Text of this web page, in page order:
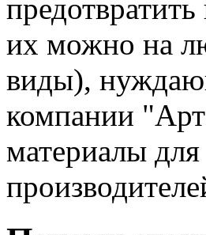
их можно на
виды),
компании
материалы